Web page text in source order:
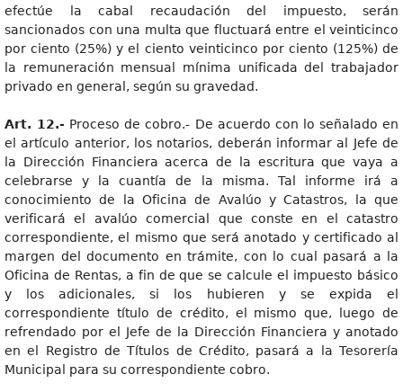
efectúe la cabal recaudación del impuesto, serán
sancionados con una multa que fluctuará entre el veinticinco
por ciento (25%) y el ciento veinticinco por ciento (125%) de
la remuneración mensual mínima unificada del trabajador
privado en general, según su gravedad.
Art. 12.- Proceso de cobro.- De acuerdo con lo señalado en
el artículo anterior, los notarios, deberán informar al Jefe de
la Dirección Financiera acerca de la escritura que vaya a
celebrarse y la cuantía de la misma. Tal informe irá a
conocimiento de la Oficina de Avalúo y Catastros, la que
verificará el avalúo comercial que conste en el catastro
correspondiente, el mismo que será anotado y certificado al
margen del documento en trámite, con lo cual pasará a la
Oficina de Rentas, a fin de que se calcule el impuesto básico
y los adicionales, si los hubieren y se expida el
correspondiente título de crédito, el mismo que, luego de
refrendado por el Jefe de la Dirección Financiera y anotado
en el Registro de Títulos de Crédito, pasará a la Tesorería
Municipal para su correspondiente cobro.